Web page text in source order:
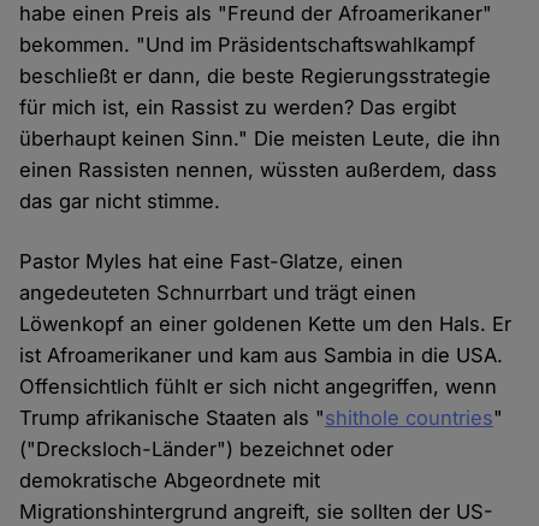
habe einen Preis als "Freund der Afroamerikaner"
bekommen. "Und im Präsidentschaftswahlkampf
beschließt er dann, die beste Regierungsstrategie
für mich ist, ein Rassist zu werden? Das ergibt
überhaupt keinen Sinn." Die meisten Leute, die ihn
einen Rassisten nennen, wüssten außerdem, dass
das gar nicht stimme.
Pastor Myles hat eine Fast-Glatze, einen
angedeuteten Schnurrbart und trägt einen
Löwenkopf an einer goldenen Kette um den Hals. Er
ist Afroamerikaner und kam aus Sambia in die USA.
Offensichtlich fühlt er sich nicht angegriffen, wenn
Trump afrikanische Staaten als "shithole countries"
("Drecksloch-Länder") bezeichnet oder
demokratische Abgeordnete mit
Migrationshintergrund angreift, sie sollten der US-